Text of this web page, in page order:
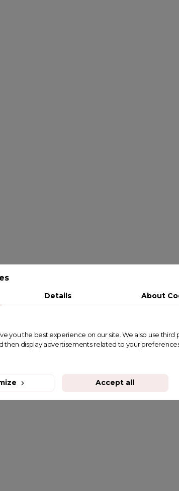
Details About
you the best experience on our site. We also use third
then display advertisements related to your
Accept all